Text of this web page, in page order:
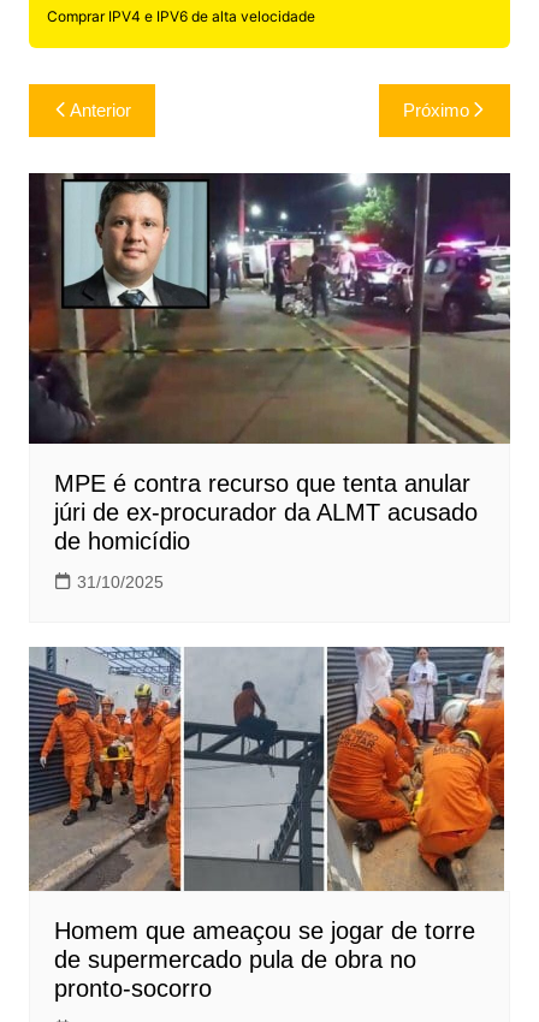
Comprar IPV4 e IPV6 de alta velocidade
Navegação
de
Post
Anterior Próximo
MPE é contra recurso que tenta anular
júri de ex-procurador da ALMT acusado
de homicídio
31/10/2025
Homem que ameaçou se jogar de torre
de supermercado pula de obra no
pronto-socorro